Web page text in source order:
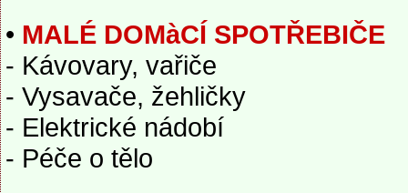
• MALÉ DOMàCÍ SPOTŘEBIČE
- Kávovary, vařiče
- Vysavače, žehličky
- Elektrické nádobí
- Péče o tělo